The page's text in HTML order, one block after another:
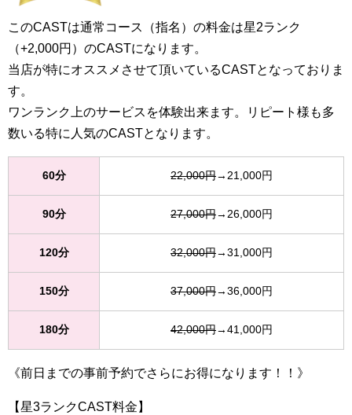
このCASTは通常コース（指名）の料金は星2ランク
（+2,000円）のCASTになります。
当店が特にオススメさせて頂いているCASTとなっておりま
す。
ワンランク上のサービスを体験出来ます。リピート様も多
数いる特に人気のCASTとなります。
60分 22,000円→21,000円
90分 27,000円→26,000円
120分 32,000円→31,000円
150分 37,000円→36,000円
180分 42,000円→41,000円
《前日までの事前予約でさらにお得になります！！》
【星3ランクCAST料金】